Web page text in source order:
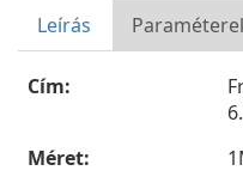
Leírás
Cím:
Méret: